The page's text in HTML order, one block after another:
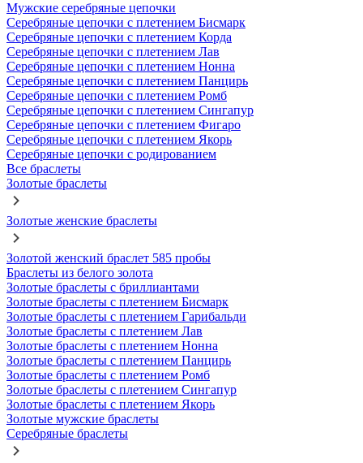
Мужские серебряные цепочки
Серебряные цепочки с плетением Бисмарк
Серебряные цепочки с плетением Корда
Серебряные цепочки с плетением Лав
Серебряные цепочки с плетением Нонна
Серебряные цепочки с плетением Панцирь
Серебряные цепочки с плетением Ромб
Серебряные цепочки с плетением Сингапур
Серебряные цепочки с плетением Фигаро
Серебряные цепочки с плетением Якорь
Серебряные цепочки с родированием
Все браслеты
Золотые браслеты
Золотые женские браслеты
Золотой женский браслет 585 пробы
Браслеты из белого золота
Золотые браслеты с бриллиантами
Золотые браслеты с плетением Бисмарк
Золотые браслеты с плетением Гарибальди
Золотые браслеты с плетением Лав
Золотые браслеты с плетением Нонна
Золотые браслеты с плетением Панцирь
Золотые браслеты с плетением Ромб
Золотые браслеты с плетением Сингапур
Золотые браслеты с плетением Якорь
Золотые мужские браслеты
Серебряные браслеты